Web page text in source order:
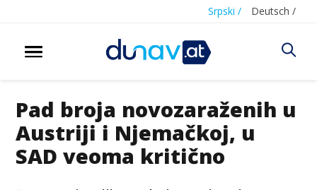
Srpski / Deutsch /
Pad broja novozaraženih u
Austriji i Njemačkoj, u
SAD veoma kritično